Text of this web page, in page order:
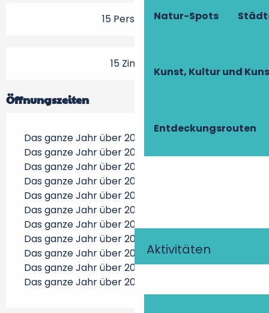
Natur-Spots
Kunst, Kultur und
Entdeckungsrouten
Aktivitäten
15 Person(en)
15 Zimmer
Öffnungszeiten
Das ganze Jahr über 2026
Das ganze Jahr über 2027
Das ganze Jahr über 2028
Das ganze Jahr über 2029
Das ganze Jahr über 2030
Das ganze Jahr über 2031
Das ganze Jahr über 2032
Das ganze Jahr über 2033
Das ganze Jahr über 2034
Das ganze Jahr über 2035
Das ganze Jahr über 2036